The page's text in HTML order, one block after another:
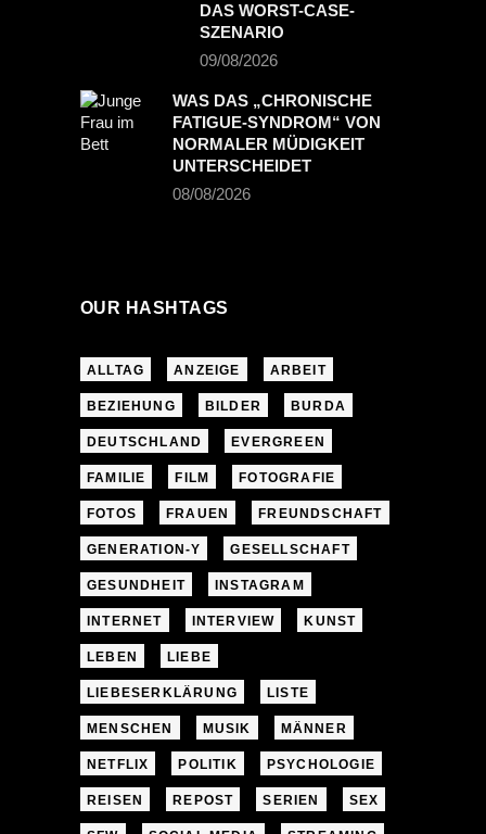
DAS WORST-CASE-
SZENARIO
09/08/2026
WAS DAS „CHRONISCHE
FATIGUE-SYNDROM“ VON
NORMALER MÜDIGKEIT
UNTERSCHEIDET
08/08/2026
OUR HASHTAGS
ALLTAG ANZEIGE ARBEIT
BEZIEHUNG BILDER BURDA
DEUTSCHLAND EVERGREEN
FAMILIE FILM FOTOGRAFIE
FOTOS FRAUEN FREUNDSCHAFT
GENERATION-Y GESELLSCHAFT
GESUNDHEIT INSTAGRAM
INTERNET INTERVIEW KUNST
LEBEN LIEBE
LIEBESERKLÄRUNG LISTE
MENSCHEN MUSIK MÄNNER
NETFLIX POLITIK PSYCHOLOGIE
REISEN REPOST SERIEN SEX